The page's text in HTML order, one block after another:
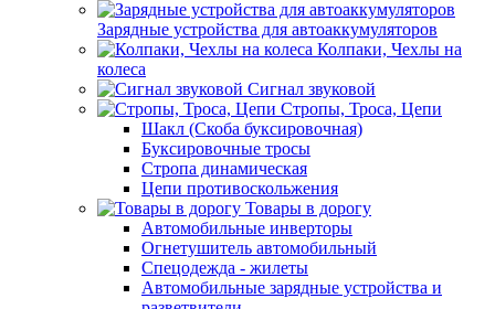
Зарядные устройства для автоаккумуляторов
Колпаки, Чехлы на
колеса
Сигнал звуковой
Стропы, Троса, Цепи
Шакл (Скоба буксировочная)
Буксировочные тросы
Стропа динамическая
Цепи противоскольжения
Товары в дорогу
Автомобильные инверторы
Огнетушитель автомобильный
Спецодежда - жилеты
Автомобильные зарядные устройства и